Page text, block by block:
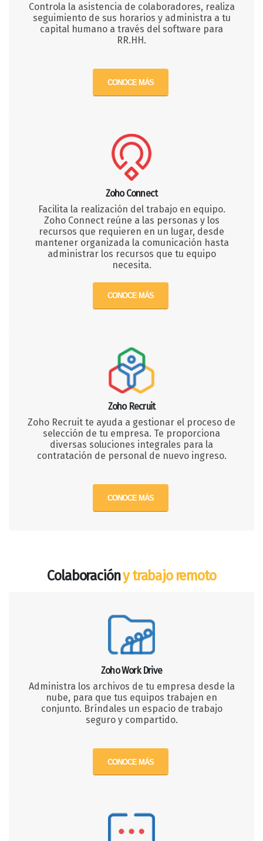
Controla la asistencia de colaboradores, realiza
seguimiento de sus horarios y administra a tu
capital humano a través del software para
RR.HH.
CONOCE MÁS
Zoho Connect
Facilita la realización del trabajo en equipo.
Zoho Connect reúne a las personas y los
recursos que requieren en un lugar, desde
mantener organizada la comunicación hasta
administrar los recursos que tu equipo
necesita.
CONOCE MÁS
Zoho Recruit
Zoho Recruit te ayuda a gestionar el proceso de
selección de tu empresa. Te proporciona
diversas soluciones integrales para la
contratación de personal de nuevo ingreso.
CONOCE MÁS
Colaboracióny trabajo remoto
Zoho Work Drive
Administra los archivos de tu empresa desde la
nube, para que tus equipos trabajen en
conjunto. Bríndales un espacio de trabajo
seguro y compartido.
CONOCE MÁS